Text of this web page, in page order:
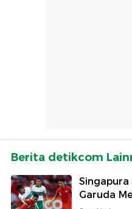
Berita detikcom
Singapura
Garuda